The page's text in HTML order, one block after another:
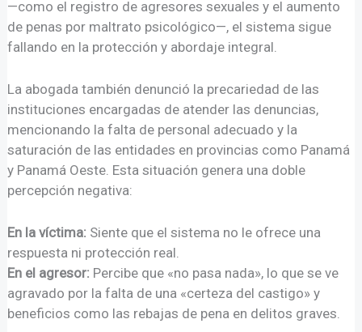
—como el registro de agresores sexuales y el aumento
de penas por maltrato psicológico—, el sistema sigue
fallando en la protección y abordaje integral.
La abogada también denunció la precariedad de las
instituciones encargadas de atender las denuncias,
mencionando la falta de personal adecuado y la
saturación de las entidades en provincias como Panamá
y Panamá Oeste. Esta situación genera una doble
percepción negativa:
En la víctima: Siente que el sistema no le ofrece una
respuesta ni protección real.
En el agresor: Percibe que «no pasa nada», lo que se ve
agravado por la falta de una «certeza del castigo» y
beneficios como las rebajas de pena en delitos graves.